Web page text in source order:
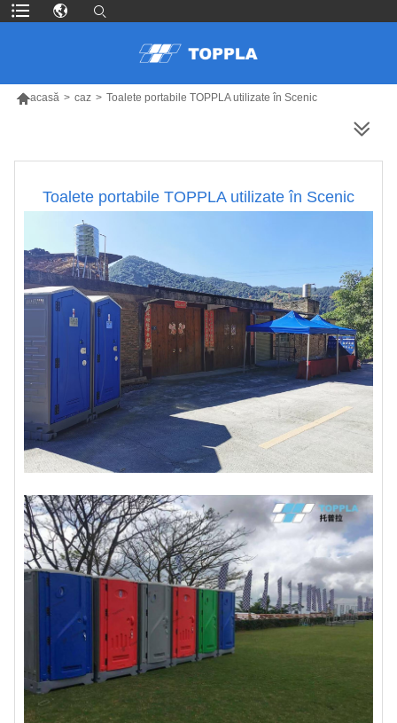
acasă > caz > Toalete portabile TOPPLA utilizate în Scenic
Toalete portabile TOPPLA utilizate în Scenic